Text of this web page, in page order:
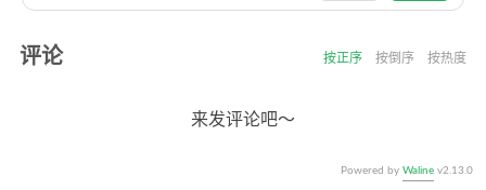
评论 按正序 按倒序 按热度
来发评论吧～
Powered by Waline v2.13.0